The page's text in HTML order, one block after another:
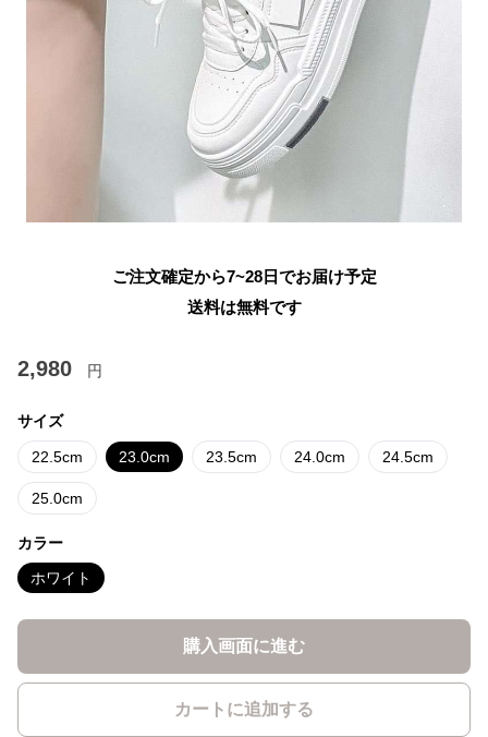
ご注文確定から7~28日でお届け予定
送料は無料です
2,980 円
サイズ
22.5cm 23.0cm 23.5cm 24.0cm 24.5cm
25.0cm
カラー
ホワイト
購入画面に進む
カートに追加する